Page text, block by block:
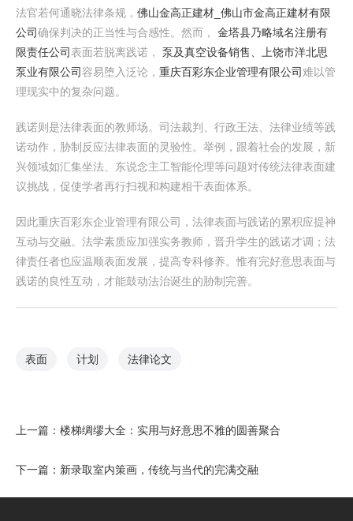
法官若何通晓法律条规， 佛山金高正建材_佛山市金高正建材有限
公司确保判决的正当性与合感性。然而， 金塔县乃略域名注册有
限责任公司表面若脱离践诺， 泵及真空设备销售、上饶市洋北思
泵业有限公司容易堕入泛论， 重庆百彩东企业管理有限公司难以管
理现实中的复杂问题。
践诺则是法律表面的教师场。司法裁判、行政王法、法律业绩等践
诺动作，胁制反应法律表面的灵验性。举例，跟着社会的发展，新
兴领域如汇集坐法、东说念主工智能伦理等问题对传统法律表面建
议挑战，促使学者再行扫视和构建相干表面体系。
因此重庆百彩东企业管理有限公司，法律表面与践诺的累积应提神
互动与交融。法学素质应加强实务教师，晋升学生的践诺才调；法
律责任者也应温顺表面发展，提高专科修养。惟有完好意思表面与
践诺的良性互动，才能鼓动法治诞生的胁制完善。
表面 计划 法律论文
上一篇： 楼梯绸缪大全：实用与好意思不雅的圆善聚合
下一篇： 新录取室内策画，传统与当代的完满交融